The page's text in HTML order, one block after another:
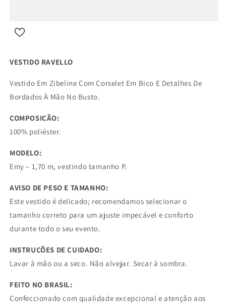
VESTIDO RAVELLO
Vestido Em Zibeline Com Corselet Em Bico E Detalhes De
Bordados À Mão No Busto.
COMPOSIÇÃO:
100% poliéster.
MODELO:
Emy – 1,70 m, vestindo tamanho P.
AVISO DE PESO E TAMANHO:
Este vestido é delicado; recomendamos selecionar o
tamanho correto para um ajuste impecável e conforto
durante todo o seu evento.
INSTRUÇÕES DE CUIDADO:
Lavar à mão ou a seco. Não alvejar. Secar à sombra.
FEITO NO BRASIL:
Confeccionado com qualidade excepcional e atenção aos